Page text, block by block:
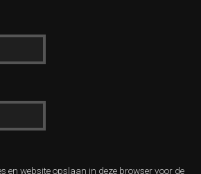
en website opslaan in deze browser voor de